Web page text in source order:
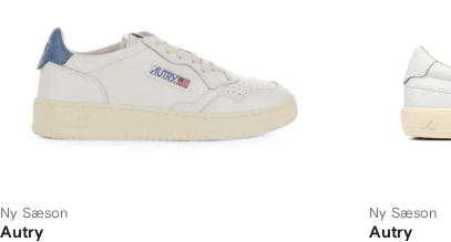
Ny Sæson
Autry
Ny Sæson
Autry